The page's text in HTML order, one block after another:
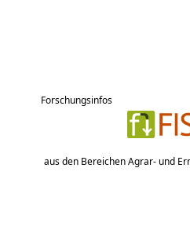
Forschungsinfos
aus den Bereichen Agrar- und